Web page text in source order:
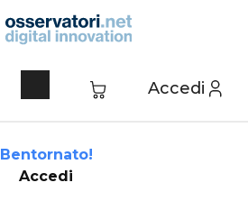
Accedi
Bentornato!
Accedi